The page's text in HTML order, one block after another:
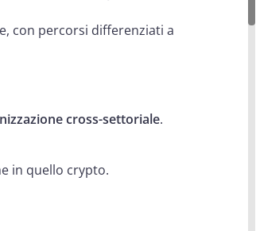
con percorsi differenziati a
cross-settoriale.
in quello crypto.